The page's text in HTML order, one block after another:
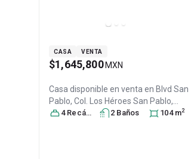
CASA VENTA
$1,645,800 MXN
Casa disponible en venta en Blvd San
Pablo, Col. Los Héroes San Pablo,
Tecámac, México , México , C.P. 55765
4 Recámara s 2 Baños 104 m2